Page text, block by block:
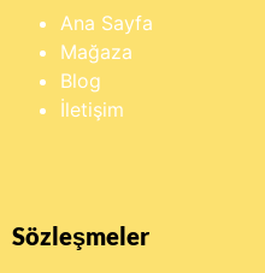
Ana Sayfa
Mağaza
Blog
İletişim
Sözleşmeler